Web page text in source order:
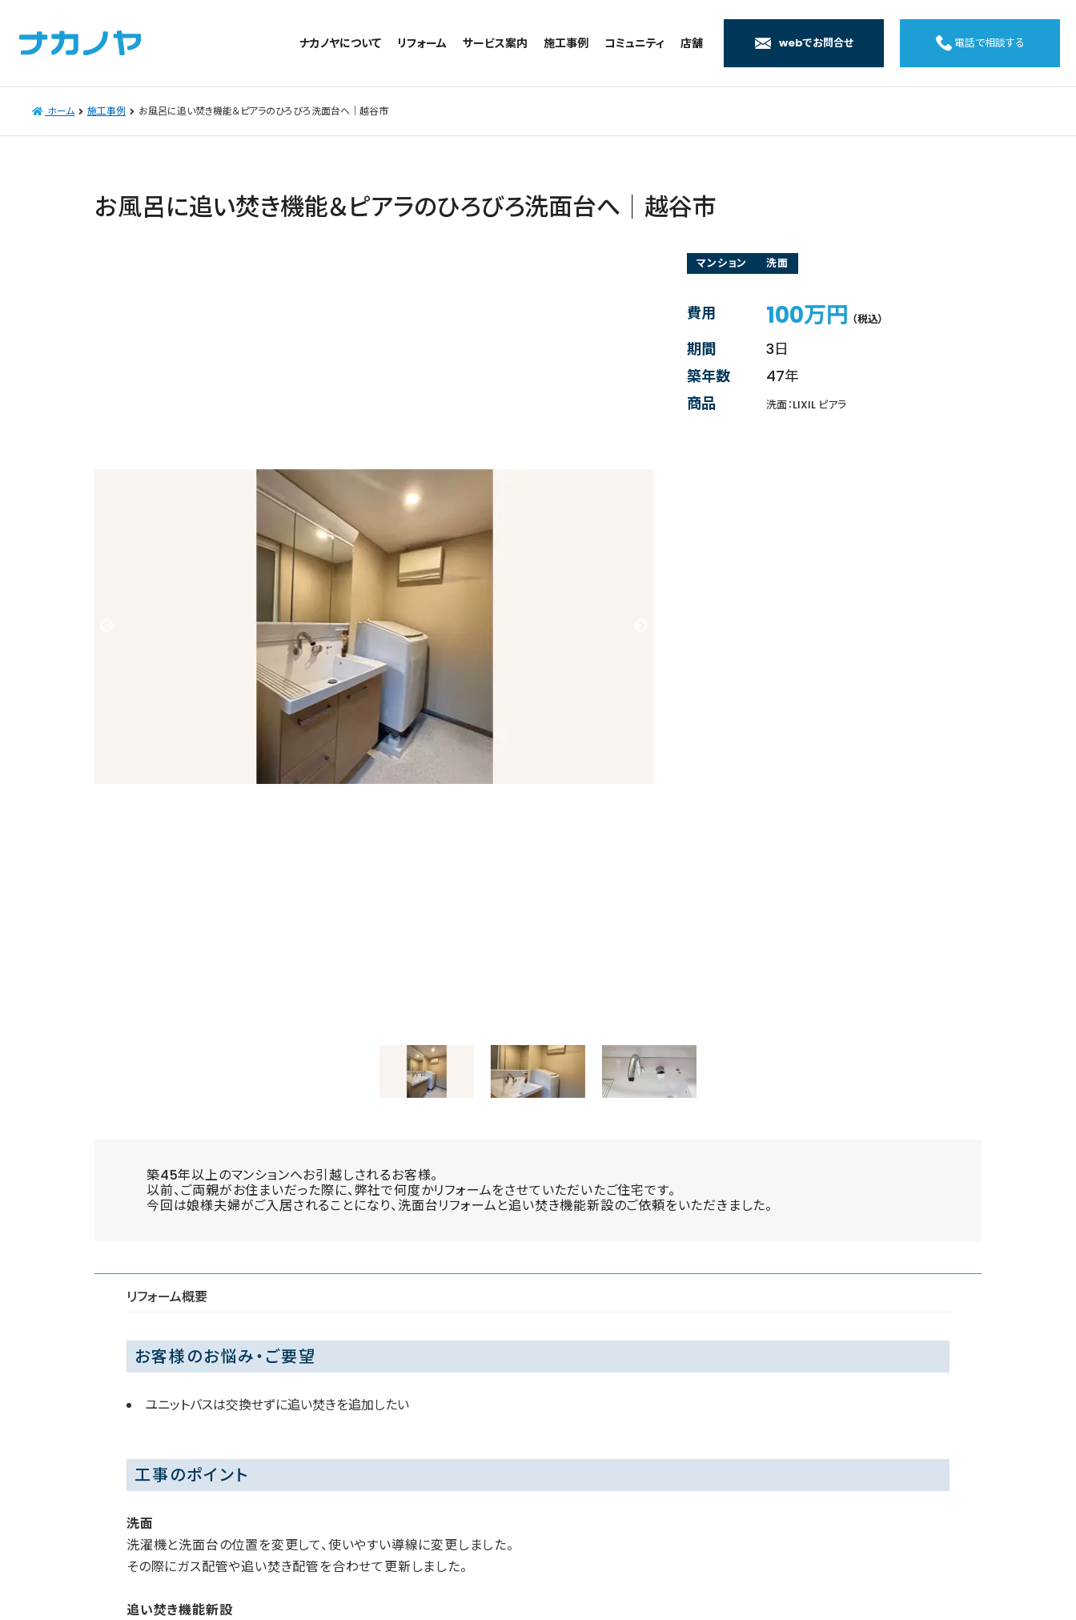
ナカノヤについて リフォーム
お風呂のリフォーム
洗面台のリフォーム
水回りのリフォーム
サービス案内
相談室・よくある質問
施工事例
トイレの施工事例
キッチンの施工事例
コミュニティ
アルブル通信
ブログ
協力会社様専用
店舗
墨田店
日本橋店
webでお問合せ 電話で相談する
ホーム 施工事例 お風呂に追い焚き機能＆ピアラのひろびろ洗面台へ｜越谷市
お風呂に追い焚き機能＆ピアラのひろびろ洗面台へ｜越谷市
マンション 洗面
費用 100万円 （税込）
期間
3日
築年数
47年
商品
洗面：LIXIL ピアラ
築45年以上のマンションへお引越しされるお客様。
以前、ご両親がお住まいだった際に、弊社で何度かリフォームをさせていただいたご住宅です。
今回は娘様夫婦がご入居されることになり、洗面台リフォームと追い焚き機能新設のご依頼をいただきました。
リフォーム概要
お客様のお悩み・ご要望
ユニットバスは交換せずに追い焚きを追加したい
工事のポイント
洗面
洗濯機と洗面台の位置を変更して、使いやすい導線に変更しました。
その際にガス配管や追い焚き配管を合わせて更新しました。
追い焚き機能新設